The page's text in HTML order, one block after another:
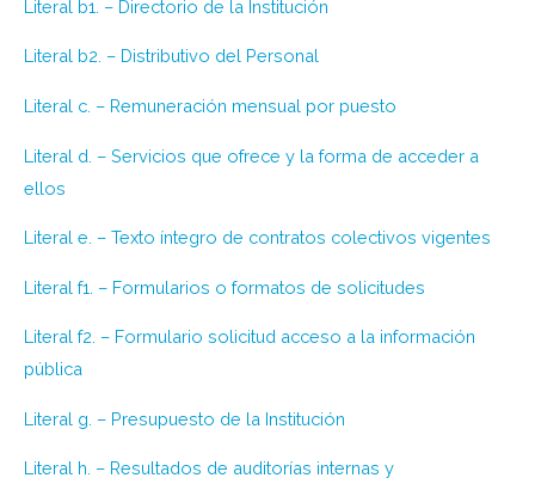
Literal b1. – Directorio de la Institución
Literal b2. – Distributivo del Personal
Literal c. – Remuneración mensual por puesto
Literal d. – Servicios que ofrece y la forma de acceder a
ellos
Literal e. – Texto íntegro de contratos colectivos vigentes
Literal f1. – Formularios o formatos de solicitudes
Literal f2. – Formulario solicitud acceso a la información
pública
Literal g. – Presupuesto de la Institución
Literal h. – Resultados de auditorías internas y